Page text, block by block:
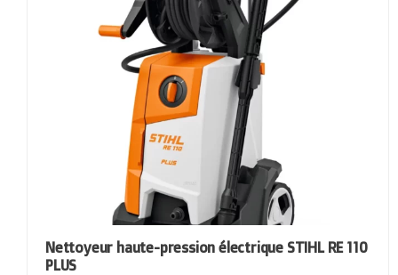
Nettoyeur haute-pression électrique STIHL RE 110
PLUS